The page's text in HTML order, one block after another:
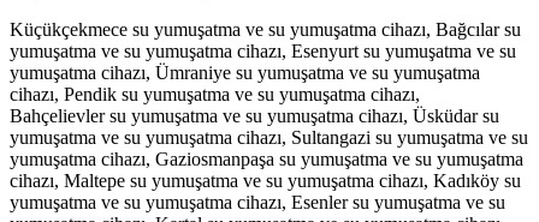
Küçükçekmece su yumuşatma ve su yumuşatma cihazı, Bağcılar su
yumuşatma ve su yumuşatma cihazı, Esenyurt su yumuşatma ve su
yumuşatma cihazı, Ümraniye su yumuşatma ve su yumuşatma
cihazı, Pendik su yumuşatma ve su yumuşatma cihazı,
Bahçelievler su yumuşatma ve su yumuşatma cihazı, Üsküdar su
yumuşatma ve su yumuşatma cihazı, Sultangazi su yumuşatma ve su
yumuşatma cihazı, Gaziosmanpaşa su yumuşatma ve su yumuşatma
cihazı, Maltepe su yumuşatma ve su yumuşatma cihazı, Kadıköy su
yumuşatma ve su yumuşatma cihazı, Esenler su yumuşatma ve su